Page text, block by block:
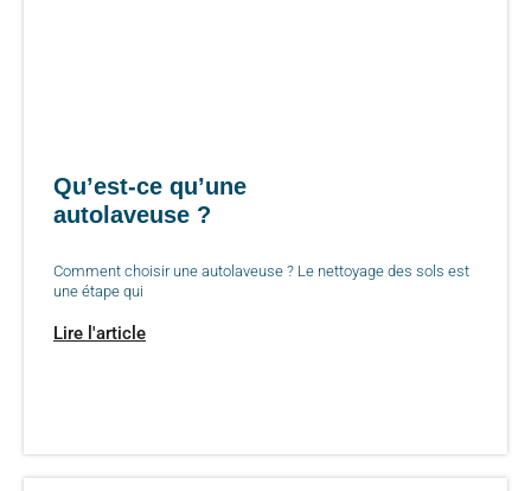
Qu’est-ce qu’une
autolaveuse ?
Comment choisir une autolaveuse ? Le nettoyage des sols est
une étape qui
Lire l'article